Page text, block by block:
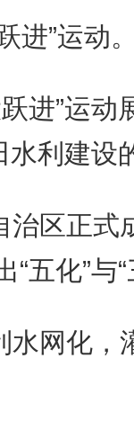
进”运动
进”运
利建设
治区正式
“五化”与
水网化，